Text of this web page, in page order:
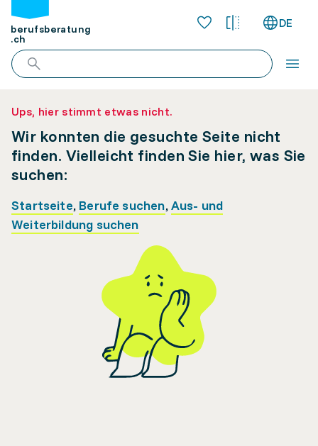
berufsberatung
.ch
DE
Ups, hier stimmt etwas nicht.
Wir konnten die gesuchte Seite nicht
finden. Vielleicht finden Sie hier, was Sie
suchen:
Startseite, Berufe suchen,Aus- und
Weiterbildung suchen